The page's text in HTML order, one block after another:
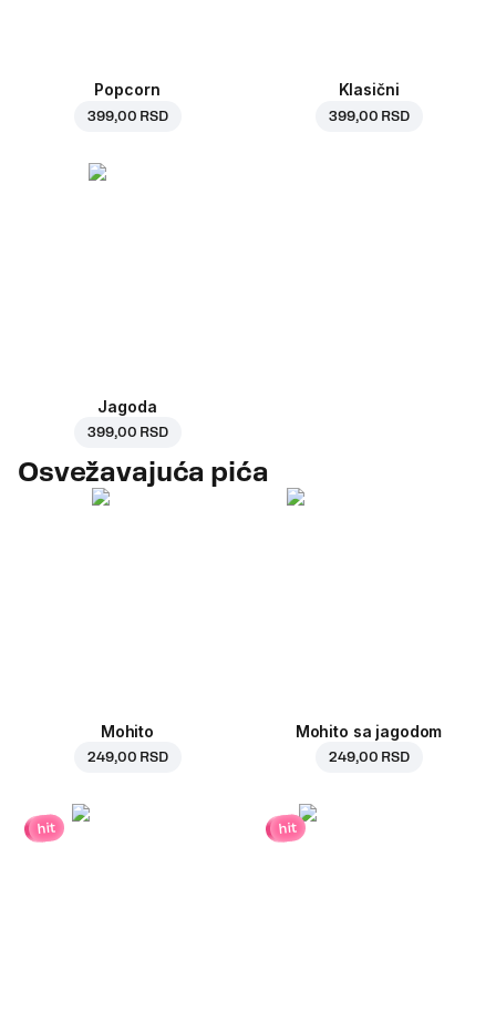
Popcorn
399,00 RSD
Klasični
399,00 RSD
Jagoda
399,00 RSD
Osvežavajuća pića
Mohito
249,00 RSD
Mohito sa jagodom
249,00 RSD
hit hit